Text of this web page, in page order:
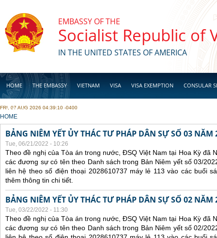
EMBASSY OF THE
Socialist Republic of
IN THE UNITED STATES OF AMERICA
HOME THE EMBASSY VIETNAM VISA VISA EXEMPTION CONSULAR
BUSINESS
FRI, 07 AUG 2026 04:39:10 -0400
YOU ARE HERE
HOME
BẢNG NIÊM YẾT ỦY THÁC TƯ PHÁP DÂN SỰ SỐ 03 NĂM
Tue, 06/21/2022 - 10:26
Theo đề nghị của Tòa án trong nước, ĐSQ Việt Nam tại Hoa Kỳ đã
các đương sự có tên theo Danh sách trong Bản Niêm yết số 03/
liên hệ theo số điện thoại 2028610737 máy lẻ 113 vào các buổi
thêm thông tin chi tiết.
BẢNG NIÊM YẾT ỦY THÁC TƯ PHÁP DÂN SỰ SỐ 02 NĂM
Tue, 03/22/2022 - 11:30
Theo đề nghị của Tòa án trong nước, ĐSQ Việt Nam tại Hoa Kỳ đã
các đương sự có tên theo Danh sách trong Bản Niêm yết số 02/